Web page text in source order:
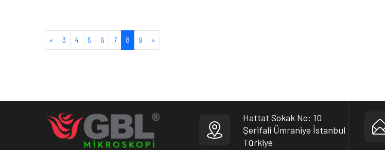
« Next
3 4 5 6 7 8 9 »
Hattat Sokak No: 10
Şerifali Ümraniye İstanbul
Türkiye